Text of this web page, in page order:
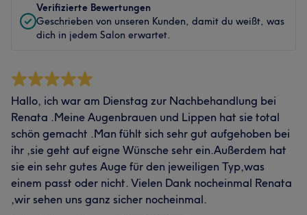
Verifizierte Bewertungen
Geschrieben von unseren Kunden, damit du weißt, was
dich in jedem Salon erwartet.
Hallo, ich war am Dienstag zur Nachbehandlung bei
Renata .Meine Augenbrauen und Lippen hat sie total
schön gemacht .Man fühlt sich sehr gut aufgehoben bei
ihr ,sie geht auf eigne Wünsche sehr ein.Außerdem hat
sie ein sehr gutes Auge für den jeweiligen Typ,was
einem passt oder nicht. Vielen Dank nocheinmal Renata
,wir sehen uns ganz sicher nocheinmal.